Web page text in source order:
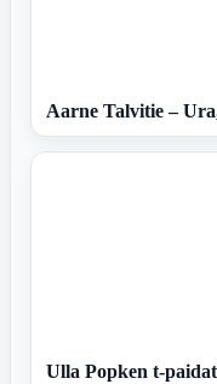
Aarne Talvitie –
Ulla Popken t-